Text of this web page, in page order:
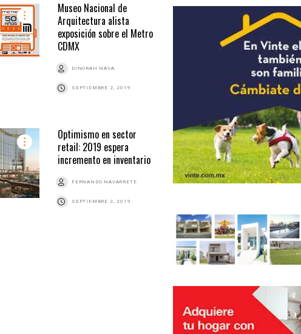
Museo Nacional de
Arquitectura alista
exposición sobre el Metro
CDMX
DINORAH NAVA
SEPTIEMBRE 2, 2019
Optimismo en sector
retail: 2019 espera
incremento en inventario
FERNANDO NAVARRETE
SEPTIEMBRE 2, 2019